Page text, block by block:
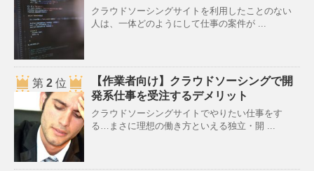
クラウドソーシングサイトを利用したことのない
人は、一体どのようにして仕事の案件が ...
第 2位
【作業者向け】クラウドソーシングで開
発系仕事を受注するデメリット
クラウドソーシングサイトでやりたい仕事をす
る…まさに理想の働き方といえる独立・開 ...